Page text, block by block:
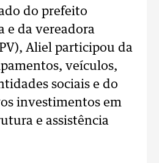
do prefeito
e da vereadora
Aliel participou da
veículos,
sociais e do
investimentos em
e assistência